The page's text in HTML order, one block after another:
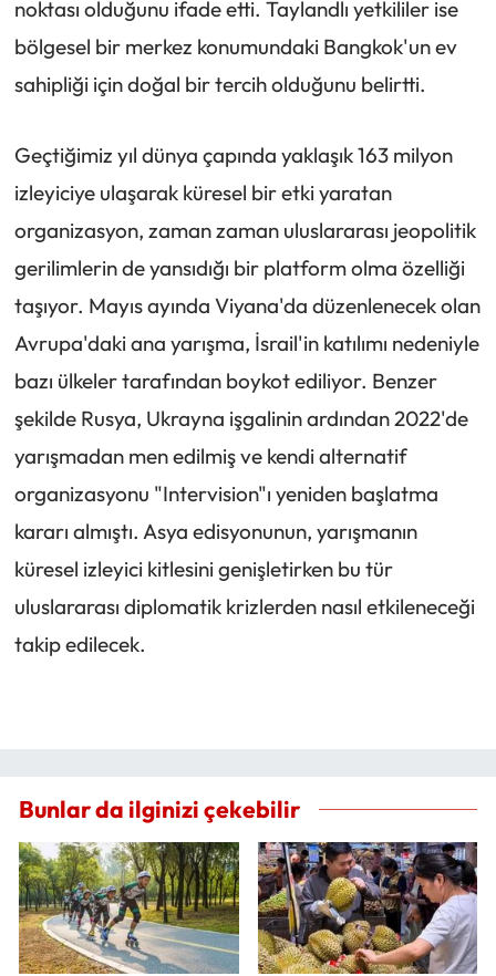
noktası olduğunu ifade etti. Taylandlı yetkililer ise
bölgesel bir merkez konumundaki Bangkok'un ev
sahipliği için doğal bir tercih olduğunu belirtti.
Geçtiğimiz yıl dünya çapında yaklaşık 163 milyon
izleyiciye ulaşarak küresel bir etki yaratan
organizasyon, zaman zaman uluslararası jeopolitik
gerilimlerin de yansıdığı bir platform olma özelliği
taşıyor. Mayıs ayında Viyana'da düzenlenecek olan
Avrupa'daki ana yarışma, İsrail'in katılımı nedeniyle
bazı ülkeler tarafından boykot ediliyor. Benzer
şekilde Rusya, Ukrayna işgalinin ardından 2022'de
yarışmadan men edilmiş ve kendi alternatif
organizasyonu "Intervision"ı yeniden başlatma
kararı almıştı. Asya edisyonunun, yarışmanın
küresel izleyici kitlesini genişletirken bu tür
uluslararası diplomatik krizlerden nasıl etkileneceği
takip edilecek.
Bunlar da ilginizi çekebilir